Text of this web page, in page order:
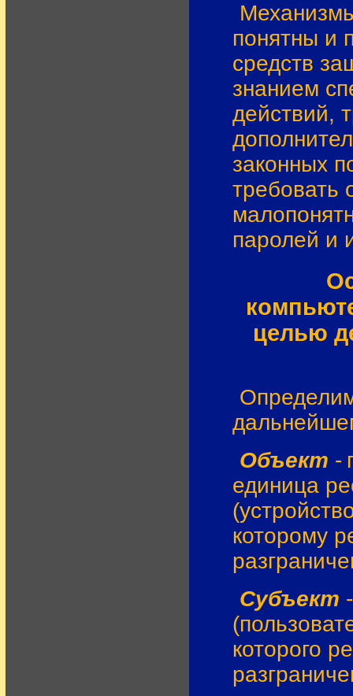
понятны и
средств
знанием
действий,
законных
требовать
паролей и
целью
Объект -
единица
которому
Субъект -
которого